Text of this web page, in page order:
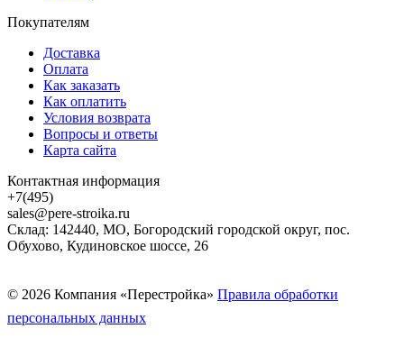
Покупателям
Доставка
Оплата
Как заказать
Как оплатить
Условия возврата
Вопросы и ответы
Карта сайта
Контактная информация
+7(495)
sales@pere-stroika.ru
Склад: 142440, МО, Богородский городской округ, пос.
Обухово, Кудиновское шоссе, 26
© 2026 Компания «Перестройка» Правила обработки
персональных данных